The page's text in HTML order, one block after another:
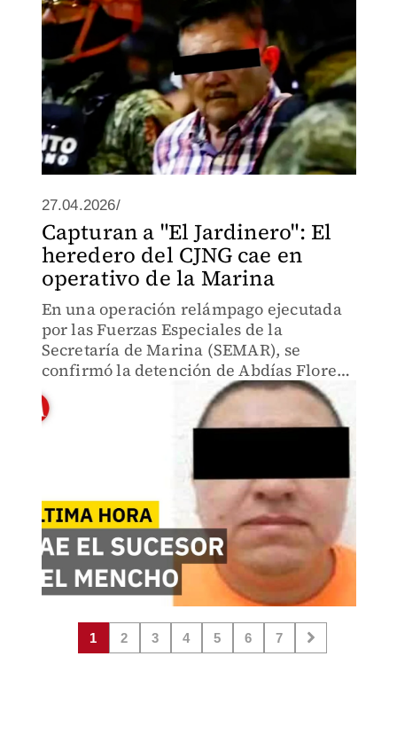
27.04.2026/
Capturan a "El Jardinero": El
heredero del CJNG cae en
operativo de la Marina
En una operación relámpago ejecutada
por las Fuerzas Especiales de la
Secretaría de Marina (SEMAR), se
confirmó la detención de Abdías Flores
Silva, alias "El Jardinero", en el estado de
Nayarit.
1 2 3 4 5 6 7